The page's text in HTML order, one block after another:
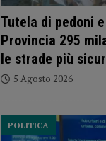
Tutela di pedoni
Provincia 295
le strade più
5 Agosto 2026
POLITICA